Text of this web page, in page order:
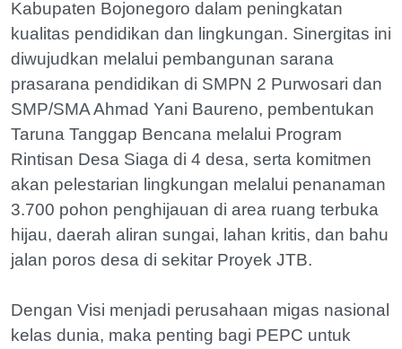
Kabupaten Bojonegoro dalam peningkatan
kualitas pendidikan dan lingkungan. Sinergitas ini
diwujudkan melalui pembangunan sarana
prasarana pendidikan di SMPN 2 Purwosari dan
SMP/SMA Ahmad Yani Baureno, pembentukan
Taruna Tanggap Bencana melalui Program
Rintisan Desa Siaga di 4 desa, serta komitmen
akan pelestarian lingkungan melalui penanaman
3.700 pohon penghijauan di area ruang terbuka
hijau, daerah aliran sungai, lahan kritis, dan bahu
jalan poros desa di sekitar Proyek JTB.
Dengan Visi menjadi perusahaan migas nasional
kelas dunia, maka penting bagi PEPC untuk